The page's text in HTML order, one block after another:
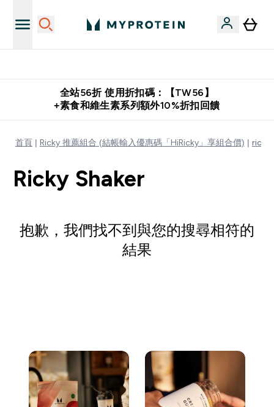
全站56折 使用折扣碼：【TW56】
+素食和維生素系列額外10%折扣回饋
首頁 Ricky 推薦組合 (結帳輸入優惠碼「HiRicky」享組合價) ricky
Ricky Shaker
抱歉，我們找不到與您的搜尋相符的
結果